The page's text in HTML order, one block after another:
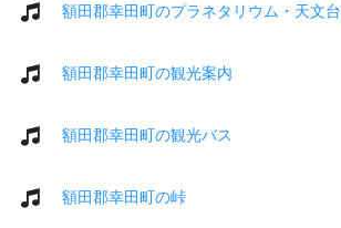
額田郡幸田町のプラネタリウム・天文台
額田郡幸田町の観光案内
額田郡幸田町の観光バス
額田郡幸田町の峠